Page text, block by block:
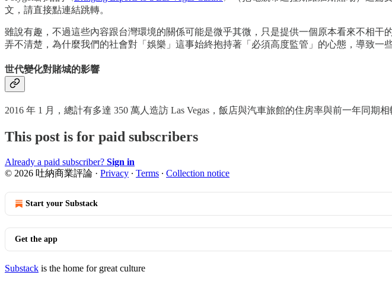
文，請直接點連結跳轉。
雖說有趣，不過這些內容跟台灣環境的關係可能是微乎其微，只是提供一個原本看來不相
弄不清楚，為什麼我們的社會對「娛樂」這事始終抱持著「必須高度監管」的心態，導致一
世代變化對賭城的影響
2016 年 1 月，總計有多達 350 萬人造訪 Las Vegas，飯店與汽車旅館的住房率與前一年同期
This post is for paid subscribers
Already a paid subscriber? Sign in
© 2026 吐納商業評論 · Privacy ∙ Terms ∙ Collection notice
Start your Substack
Get the app
Substack is the home for great culture